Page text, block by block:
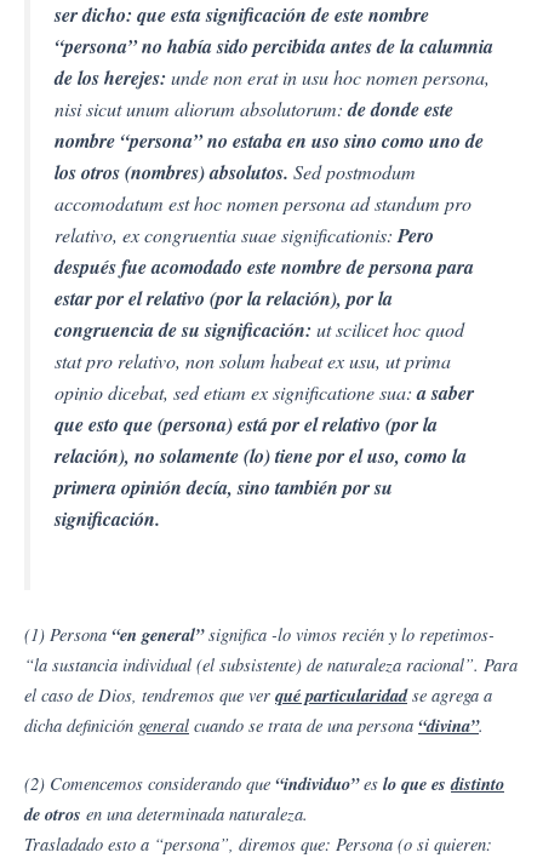
ser dicho: que esta significación de este nombre
“persona” no había sido percibida antes de la calumnia
de los herejes: unde non erat in usu hoc nomen persona,
nisi sicut unum aliorum absolutorum:de donde este
nombre “persona” no estaba en uso sino como uno de
los otros (nombres) absolutos. Sed postmodum
accomodatum est hoc nomen persona ad standum pro
relativo, ex congruentia suae significationis: Pero
después fue acomodado este nombre de persona para
estar por el relativo (por la relación), por la
congruencia de su significación: ut scilicet hoc quod
stat pro relativo, non solum habeat ex usu, ut prima
opinio dicebat, sed etiam ex significatione sua:a saber
que esto que (persona) está por el relativo (por la
relación), no solamente (lo) tiene por el uso, como la
primera opinión decía, sino también por su
significación.
(1) Persona “en general”significa -lo vimos recién y lo repetimos-
“la sustancia individual (el subsistente) de naturaleza racional”. Para
el caso de Dios, tendremos que ver qué particularidadse agrega a
dicha definición general cuando se trata de una persona “divina”.
(2) Comencemos considerando que “individuo”es lo que esdistinto
de otros en una determinada naturaleza.
Trasladado esto a “persona”, diremos que: Persona (o si quieren: